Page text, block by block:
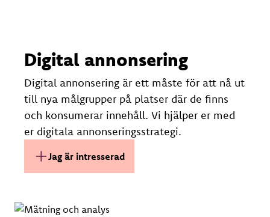
Digital annonsering
Digital annonsering är ett måste för att nå ut
till nya målgrupper på platser där de finns
och konsumerar innehåll. Vi hjälper er med
er digitala annonseringsstrategi.
Jag är intresseradJag är intresserad av Digital